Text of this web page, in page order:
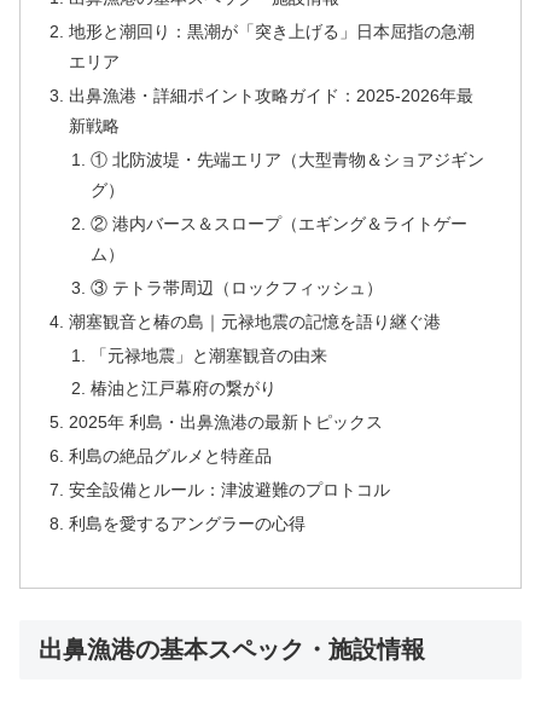
地形と潮回り：黒潮が「突き上げる」日本屈指の急潮
エリア
出鼻漁港・詳細ポイント攻略ガイド：2025-2026年最
新戦略
① 北防波堤・先端エリア（大型青物＆ショアジギン
グ）
② 港内バース＆スロープ（エギング＆ライトゲー
ム）
③ テトラ帯周辺（ロックフィッシュ）
潮塞観音と椿の島｜元禄地震の記憶を語り継ぐ港
「元禄地震」と潮塞観音の由来
椿油と江戸幕府の繋がり
2025年 利島・出鼻漁港の最新トピックス
利島の絶品グルメと特産品
安全設備とルール：津波避難のプロトコル
利島を愛するアングラーの心得
出鼻漁港の基本スペック・施設情報